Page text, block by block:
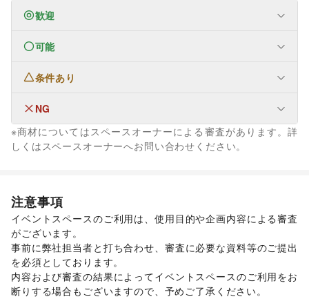
歓迎
なし可能
ファッション
ユニセックス
/ジュエリー・アクセサリー/メガネ・アイウェア/ 腕時計/
靴/バッグ・革小物/ファッション雑貨/ 和服・着物
軽食・ホットスナック
ワイン・洋酒/日本酒・焼酎・地酒/食材・調味料/
物産展・マルシェ
野菜・果物・生鮮食品/その他フード・飲食
インテリア・生活雑貨
インテリア/寝具・ベッド/ 家具・家電
キッチン雑貨・調理器具/掃除用品・生活便利品/ 文房具
条件あり
生活サービス
ウォーターサーバー
NG
なし
※商材についてはスペースオーナーによる審査があります。詳
しくはスペースオーナーへお問い合わせください。
注意事項
イベントスペースのご利用は、使用目的や企画内容による審査
がございます。
事前に弊社担当者と打ち合わせ、審査に必要な資料等のご提出
を必須としております。
内容および審査の結果によってイベントスペースのご利用をお
断りする場合もございますので、予めご了承ください。